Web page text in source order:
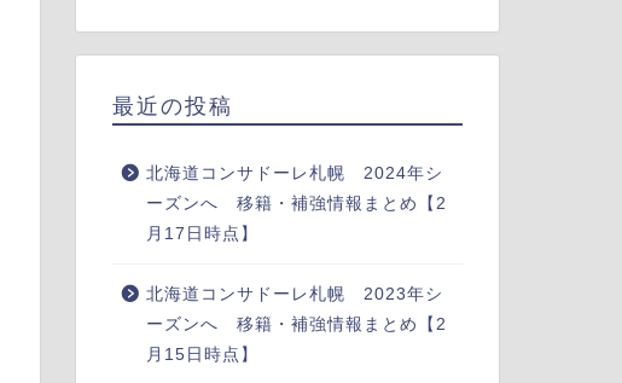
最近の投稿
北海道コンサドーレ札幌 2024年シ
ーズンへ 移籍・補強情報まとめ【2
月17日時点】
北海道コンサドーレ札幌 2023年シ
ーズンへ 移籍・補強情報まとめ【2
月15日時点】